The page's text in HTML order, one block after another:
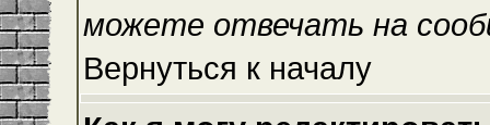
можете отвечать на
Вернуться к началу